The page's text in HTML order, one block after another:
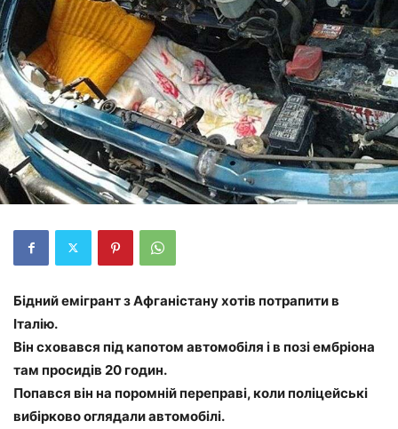
Бідний емігрант з Афганістану хотів потрапити в
Італію.
Він сховався під капотом автомобіля і в позі ембріона
там просидів 20 годин.
Попався він на поромній переправі, коли поліцейські
вибірково оглядали автомобілі.